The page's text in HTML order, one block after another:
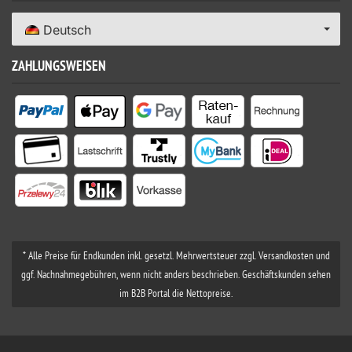
Deutsch
ZAHLUNGSWEISEN
* Alle Preise für Endkunden inkl. gesetzl. Mehrwertsteuer zzgl. Versandkosten und
ggf. Nachnahmegebühren, wenn nicht anders beschrieben. Geschäftskunden sehen
im B2B Portal die Nettopreise.